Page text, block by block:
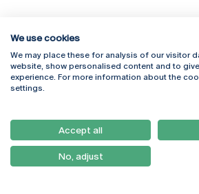
Rua Diogo Botelho 1327
4169-005 Porto
+351 226 196 240
Campus
Webmail
Como
We use cookies
We may place these for analysis of our visitor
website, show personalised content and to
experience. For more information about the
settings.
Accept all
No, adjust